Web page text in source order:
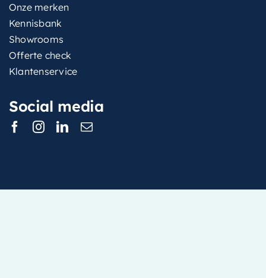
Onze merken
Kennisbank
Showrooms
Offerte check
Klantenservice
Social media